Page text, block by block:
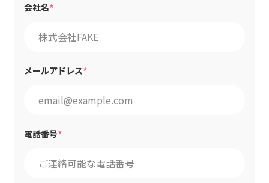
会社名*
メールアドレス*
電話番号*